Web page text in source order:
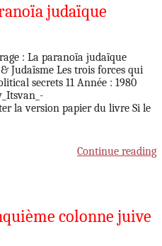
judaïque
: La paranoïa judaïque
Judaïsme Les trois forces qui
secrets 11 Année : 1980
la version papier du livre Si le
Continue reading
colonne juive